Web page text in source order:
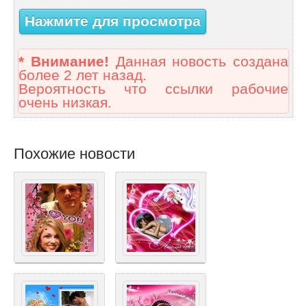
Нажмите для просмотра
* Внимание! Данная новость создана
более 2 лет назад.
Вероятность что ссылки рабочие
очень низкая.
Похожие новости